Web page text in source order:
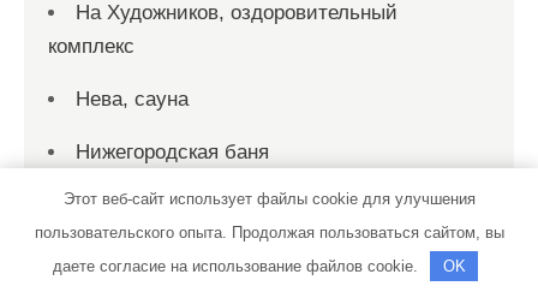
На Художников, оздоровительный
комплекс
Нева, сауна
Нижегородская баня
НикаС
Окна Гранд, торговая компания
Этот веб-сайт использует файлы cookie для улучшения
пользовательского опыта. Продолжая пользоваться сайтом, вы
даете согласие на использование файлов cookie.
OK